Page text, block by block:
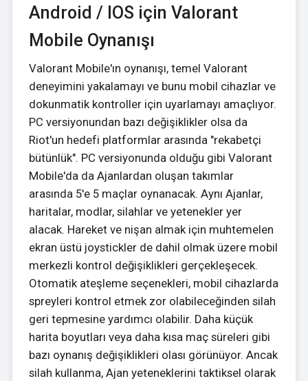
Android / IOS için Valorant
Mobile Oynanışı
Valorant Mobile'ın oynanışı, temel Valorant
deneyimini yakalamayı ve bunu mobil cihazlar ve
dokunmatik kontroller için uyarlamayı amaçlıyor.
PC versiyonundan bazı değişiklikler olsa da
Riot'un hedefi platformlar arasında "rekabetçi
bütünlük". PC versiyonunda olduğu gibi Valorant
Mobile'da da Ajanlardan oluşan takımlar
arasında 5'e 5 maçlar oynanacak. Aynı Ajanlar,
haritalar, modlar, silahlar ve yetenekler yer
alacak. Hareket ve nişan almak için muhtemelen
ekran üstü joystickler de dahil olmak üzere mobil
merkezli kontrol değişiklikleri gerçekleşecek.
Otomatik ateşleme seçenekleri, mobil cihazlarda
spreyleri kontrol etmek zor olabileceğinden silah
geri tepmesine yardımcı olabilir. Daha küçük
harita boyutları veya daha kısa maç süreleri gibi
bazı oynanış değişiklikleri olası görünüyor. Ancak
silah kullanma, Ajan yeteneklerini taktiksel olarak